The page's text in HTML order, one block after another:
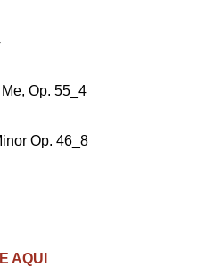
Op. 55_4
Op. 46_8
AQUI